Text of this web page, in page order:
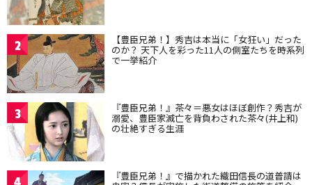
2 【豊臣兄弟！】秀吉は本当に「女狂い」だった
のか？ 天下人を彩った11人の側室たちを時系列
で一挙紹介
3 『豊臣兄弟！』茶々＝悪女はほぼ創作？秀吉が
溺愛、豊臣家滅亡を背負わされた茶々(井上和)
の壮絶すぎる生涯
『豊臣兄弟！』で描かれた織田信長の道普請は